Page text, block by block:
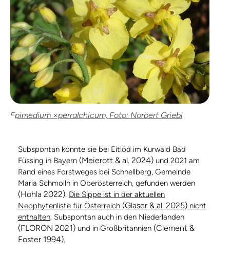
Epimedium ×perralchicum, Foto: Norbert Griebl
Subspontan konnte sie bei Eitlöd im Kurwald Bad
Füssing in Bayern (Meierott & al. 2024) und 2021 am
Rand eines Forstweges bei Schnellberg, Gemeinde
Maria Schmolln in Oberösterreich, gefunden werden
(Hohla 2022). Die Sippe ist in der aktuellen
Neophytenliste für Österreich (Glaser & al. 2025) nicht
enthalten. Subspontan auch in den Niederlanden
(FLORON 2021) und in Großbritannien (Clement &
Foster 1994).